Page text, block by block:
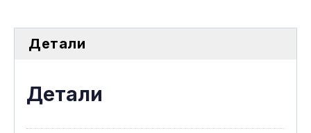
Детали
Детали